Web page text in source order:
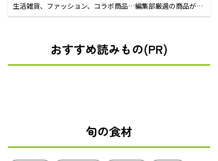
生活雑貨、ファッション、コラボ商品…編集部厳選の商品が買
えるECサイト
おすすめ読みもの(PR)
旬の食材